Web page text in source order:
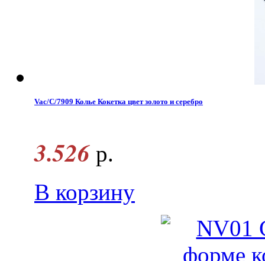
Vac/С/7909 Колье Кокетка цвет золото и серебро
3.526 р.
В корзину